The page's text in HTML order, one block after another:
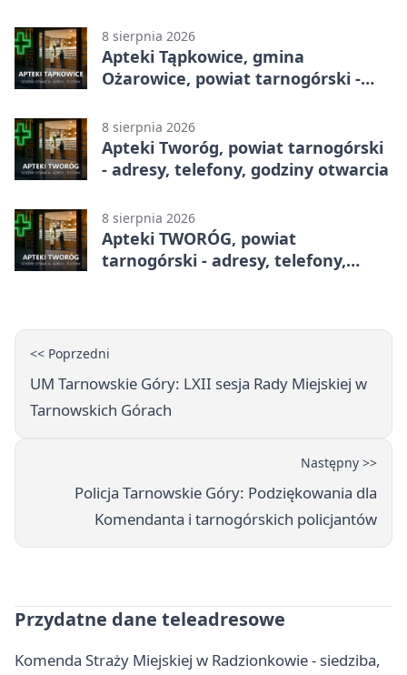
8 sierpnia 2026
Apteki Tąpkowice, gmina
Ożarowice, powiat tarnogórski -
8 sierpnia 2026
Apteki Tworóg, powiat tarnogórski
- adresy, telefony, godziny otwarcia
8 sierpnia 2026
Apteki TWORÓG, powiat
tarnogórski - adresy, telefony,
<< Poprzedni
UM Tarnowskie Góry: LXII sesja Rady Miejskiej w
Tarnowskich Górach
Następny >>
Policja Tarnowskie Góry: Podziękowania dla
Komendanta i tarnogórskich policjantów
Przydatne dane teleadresowe
Komenda Straży Miejskiej w Radzionkowie - siedziba,